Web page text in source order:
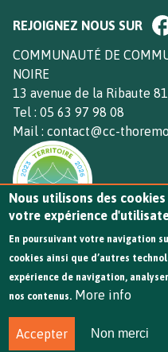
de
bloc
Texte
footer
COMMUNAUTÉ DE
NOIRE
13 avenue de la Ribaute
Tel : 05 63 97 98 08
Mail : contact@cc-
REJOIGNEZ NOUS SUR
Noire - Tous droits réservés
Nous utilisons des
votre expérience
En poursuivant votre navigation
cookies ainsi que d’autres
expérience de navigation,
nos contenus. More info
Accepter Non merci